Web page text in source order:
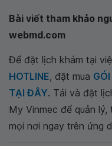
Bài viết tham khảo
webmd.com
Để đặt lịch khám tại
HOTLINE, đặt mua
TẠI ĐÂY. Tải và đặt
My Vinmec để quản
mọi nơi ngay trên ứng